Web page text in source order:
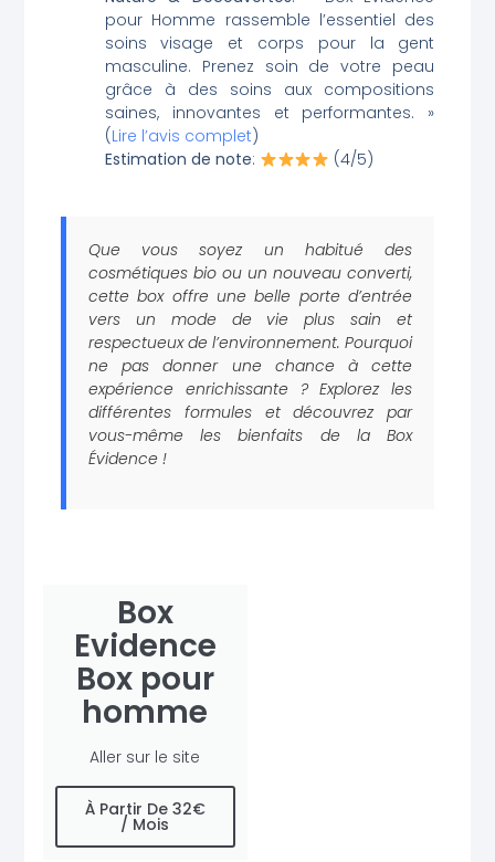
pour Homme rassemble l’essentiel des
soins visage et corps pour la gent
masculine. Prenez soin de votre peau
grâce à des soins aux compositions
saines, innovantes et performantes. »
(Lire l’avis complet)
Estimation de note: (4/5)
Que vous soyez un habitué des
cosmétiques bio ou un nouveau converti,
cette box offre une belle porte d’entrée
vers un mode de vie plus sain et
respectueux de l’environnement. Pourquoi
ne pas donner une chance à cette
expérience enrichissante ? Explorez les
différentes formules et découvrez par
vous-même les bienfaits de la Box
Évidence !
Box
Evidence
Box pour
homme
Aller sur le site
À Partir De 32€
/ Mois